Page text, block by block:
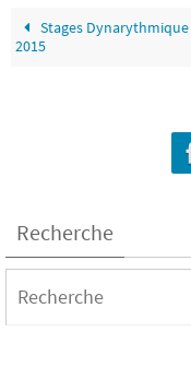
Stages Dynarythmique
2015
Recherche